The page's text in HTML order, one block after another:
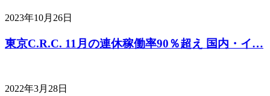
2023年10月26日
東京C.R.C. 11月の連休稼働率90％超え 国内・イ…
2022年3月28日